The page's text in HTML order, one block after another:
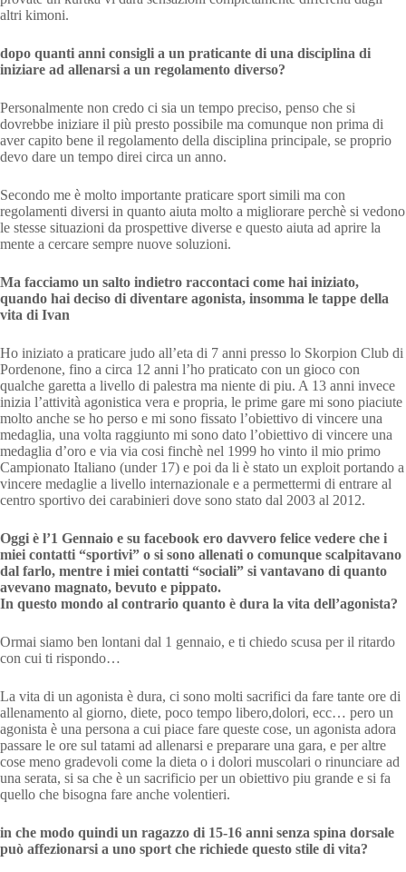
altri kimoni.
dopo quanti anni consigli a un praticante di una disciplina di
iniziare ad allenarsi a un regolamento diverso?
Personalmente non credo ci sia un tempo preciso, penso che si
dovrebbe iniziare il più presto possibile ma comunque non prima di
aver capito bene il regolamento della disciplina principale, se proprio
devo dare un tempo direi circa un anno.
Secondo me è molto importante praticare sport simili ma con
regolamenti diversi in quanto aiuta molto a migliorare perchè si vedono
le stesse situazioni da prospettive diverse e questo aiuta ad aprire la
mente a cercare sempre nuove soluzioni.
Ma facciamo un salto indietro raccontaci come hai iniziato,
quando hai deciso di diventare agonista, insomma le tappe della
vita di Ivan
Ho iniziato a praticare judo all’eta di 7 anni presso lo Skorpion Club di
Pordenone, fino a circa 12 anni l’ho praticato con un gioco con
qualche garetta a livello di palestra ma niente di piu. A 13 anni invece
inizia l’attività agonistica vera e propria, le prime gare mi sono piaciute
molto anche se ho perso e mi sono fissato l’obiettivo di vincere una
medaglia, una volta raggiunto mi sono dato l’obiettivo di vincere una
medaglia d’oro e via via cosi finchè nel 1999 ho vinto il mio primo
Campionato Italiano (under 17) e poi da li è stato un exploit portando a
vincere medaglie a livello internazionale e a permettermi di entrare al
centro sportivo dei carabinieri dove sono stato dal 2003 al 2012.
Oggi è l’1 Gennaio e su facebook ero davvero felice vedere che i
miei contatti “sportivi” o si sono allenati o comunque scalpitavano
dal farlo, mentre i miei contatti “sociali” si vantavano di quanto
avevano magnato, bevuto e pippato.
In questo mondo al contrario quanto è dura la vita dell’agonista?
Ormai siamo ben lontani dal 1 gennaio, e ti chiedo scusa per il ritardo
con cui ti rispondo…
La vita di un agonista è dura, ci sono molti sacrifici da fare tante ore di
allenamento al giorno, diete, poco tempo libero,dolori, ecc… pero un
agonista è una persona a cui piace fare queste cose, un agonista adora
passare le ore sul tatami ad allenarsi e preparare una gara, e per altre
cose meno gradevoli come la dieta o i dolori muscolari o rinunciare ad
una serata, si sa che è un sacrificio per un obiettivo piu grande e si fa
quello che bisogna fare anche volentieri.
in che modo quindi un ragazzo di 15-16 anni senza spina dorsale
può affezionarsi a uno sport che richiede questo stile di vita?